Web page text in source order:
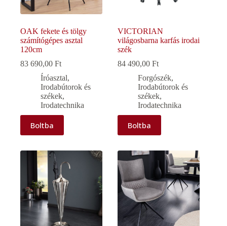
OAK fekete és tölgy
számítógépes asztal
120cm
83 690,00 Ft
Íróasztal,
Irodabútorok és
székek,
Irodatechnika
Boltba
VICTORIAN
világosbarna karfás irodai
szék
84 490,00Ft
Forgószék,
Irodabútorok és
székek,
Irodatechnika
Boltba